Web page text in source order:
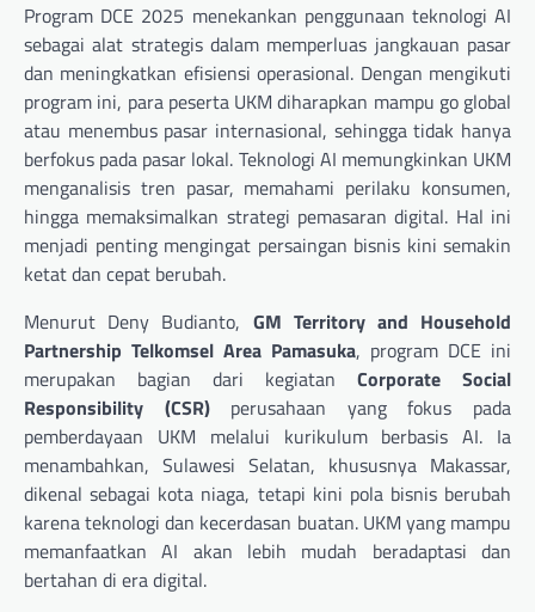
Program DCE 2025 menekankan penggunaan teknologi AI
sebagai alat strategis dalam memperluas jangkauan pasar
dan meningkatkan efisiensi operasional. Dengan mengikuti
program ini, para peserta UKM diharapkan mampu go global
atau menembus pasar internasional, sehingga tidak hanya
berfokus pada pasar lokal. Teknologi AI memungkinkan UKM
menganalisis tren pasar, memahami perilaku konsumen,
hingga memaksimalkan strategi pemasaran digital. Hal ini
menjadi penting mengingat persaingan bisnis kini semakin
ketat dan cepat berubah.
Menurut Deny Budianto, GM Territory and Household
Partnership Telkomsel Area Pamasuka, program DCE ini
merupakan bagian dari kegiatan Corporate Social
Responsibility (CSR)perusahaan yang fokus pada
pemberdayaan UKM melalui kurikulum berbasis AI. Ia
menambahkan, Sulawesi Selatan, khususnya Makassar,
dikenal sebagai kota niaga, tetapi kini pola bisnis berubah
karena teknologi dan kecerdasan buatan. UKM yang mampu
memanfaatkan AI akan lebih mudah beradaptasi dan
bertahan di era digital.